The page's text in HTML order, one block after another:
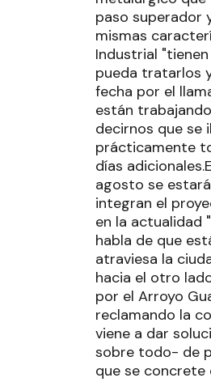
paso superador
mismas
Industrial
pueda tratarlos
fecha por el
están
decirnos que se
prácticamente
días
agosto se
integran el
en la actualidad
habla de que
atraviesa la
hacia el otro
por el Arroyo
reclamando la
viene a dar
sobre todo- de
que se concrete